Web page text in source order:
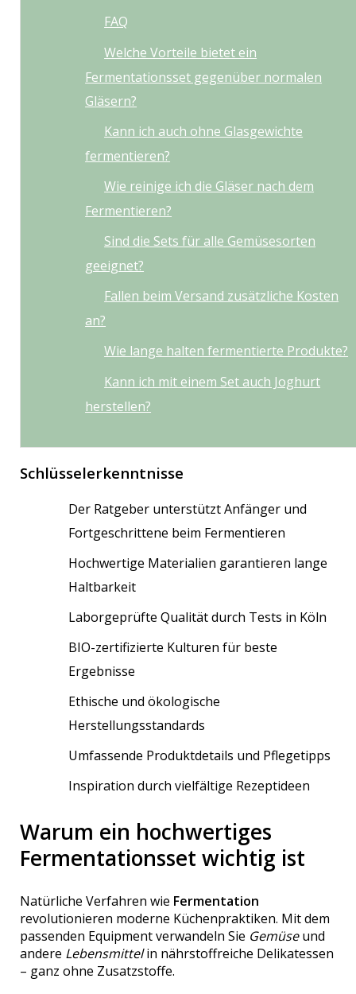
FAQ
Welche Vorteile bietet ein
Fermentationsset gegenüber normalen
Gläsern?
Kann ich auch ohne Glasgewichte
fermentieren?
Wie reinige ich die Gläser nach dem
Fermentieren?
Sind die Sets für alle Gemüsesorten
geeignet?
Fallen beim Versand zusätzliche Kosten
an?
Wie lange halten fermentierte Produkte?
Kann ich mit einem Set auch Joghurt
herstellen?
Schlüsselerkenntnisse
Der Ratgeber unterstützt Anfänger und
Fortgeschrittene beim Fermentieren
Hochwertige Materialien garantieren lange
Haltbarkeit
Laborgeprüfte Qualität durch Tests in Köln
BIO-zertifizierte Kulturen für beste
Ergebnisse
Ethische und ökologische
Herstellungsstandards
Umfassende Produktdetails und Pflegetipps
Inspiration durch vielfältige Rezeptideen
Warum ein hochwertiges
Fermentationsset wichtig ist
Natürliche Verfahren wie Fermentation
revolutionieren moderne Küchenpraktiken. Mit dem
passenden Equipment verwandeln Sie Gemüseund
andere Lebensmittelin nährstoffreiche Delikatessen
– ganz ohne Zusatzstoffe.